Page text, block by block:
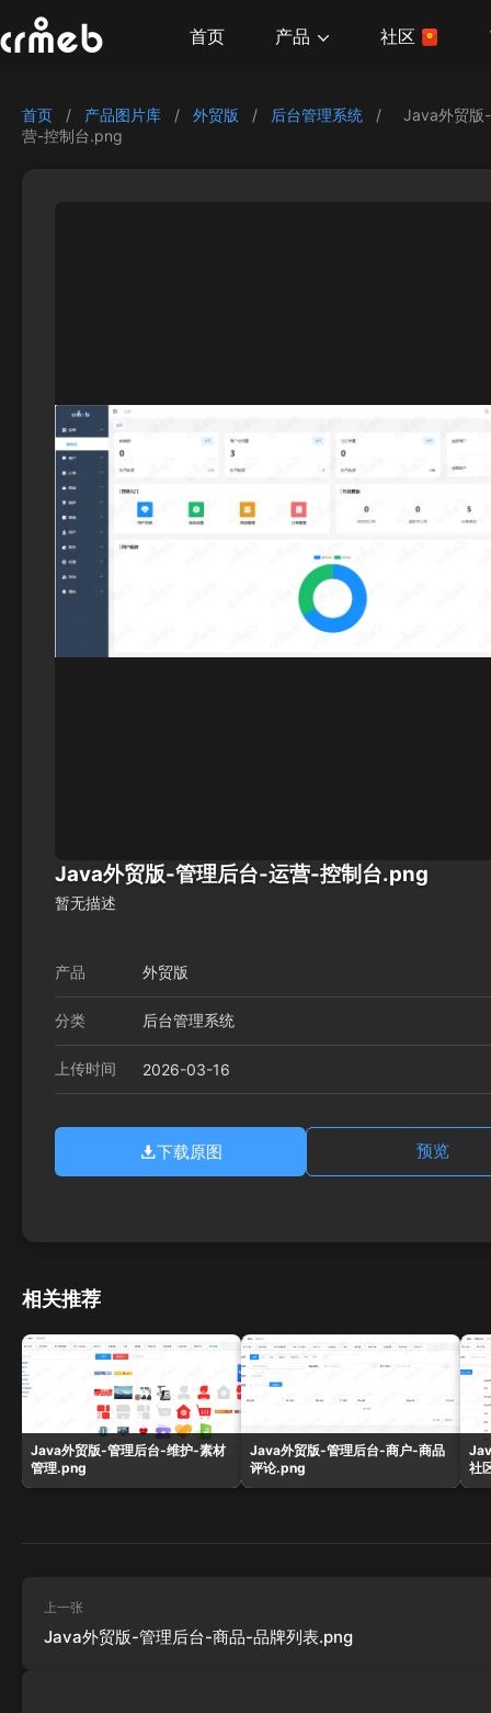
首页 产品 社区
首页 / 产品图片库 / 外贸版 / 后台管理系统 /
Java外贸版
营-控制台.png
Java外贸版-管理后台-运营-控制台.png
暂无描述
产品 外贸版
分类 后台管理系统
上传时间 2026-03-16
下载原图 预览
相关推荐
Java外贸版-管理后台-维护-素材
管理.png
Java外贸版-管理后台-商户-商品
评论.png
社
上一张
Java外贸版-管理后台-商品-品牌列表.png